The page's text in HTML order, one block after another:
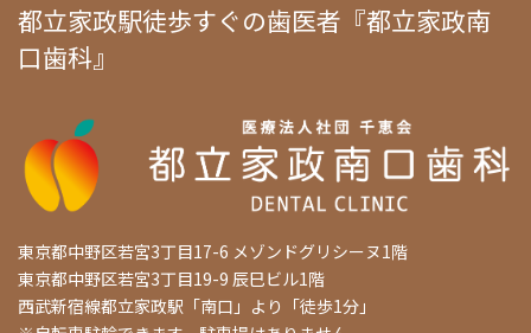
都立家政駅徒歩すぐの歯医者『都立家政南
口歯科』
東京都中野区若宮3丁目17-6 メゾンドグリシーヌ1階
東京都中野区若宮3丁目19-9 辰巳ビル1階
西武新宿線都立家政駅「南口」より「徒歩1分」